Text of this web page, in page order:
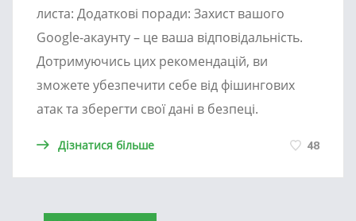
листа: Додаткові поради: Захист вашого
Google-акаунту – це ваша відповідальність.
Дотримуючись цих рекомендацій, ви
зможете убезпечити себе від фішингових
атак та зберегти свої дані в безпеці.
Дізнатися більше 48